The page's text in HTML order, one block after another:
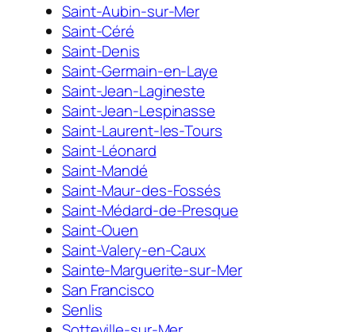
Saint-Aubin-sur-Mer
Saint-Céré
Saint-Denis
Saint-Germain-en-Laye
Saint-Jean-Lagineste
Saint-Jean-Lespinasse
Saint-Laurent-les-Tours
Saint-Léonard
Saint-Mandé
Saint-Maur-des-Fossés
Saint-Médard-de-Presque
Saint-Ouen
Saint-Valery-en-Caux
Sainte-Marguerite-sur-Mer
San Francisco
Senlis